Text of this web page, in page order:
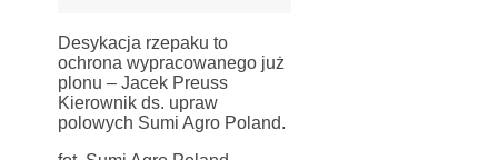
Desykacja rzepaku to
ochrona wypracowanego już
plonu – Jacek Preuss
Kierownik ds. upraw
polowych Sumi Agro Poland.